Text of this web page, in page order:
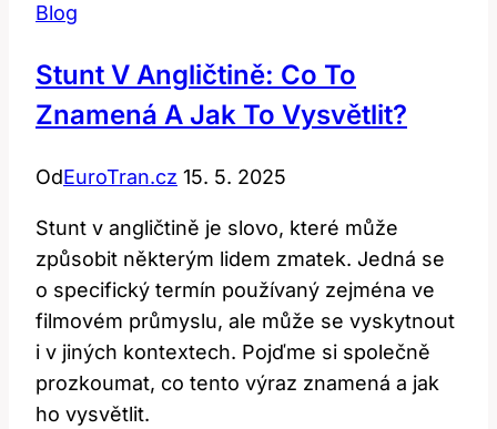
Blog
Stunt V Angličtině: Co To
Znamená A Jak To Vysvětlit?
OdEuroTran.cz 15. 5. 2025
Stunt v angličtině je slovo, které může
způsobit některým lidem zmatek. Jedná se
o specifický termín používaný zejména ve
filmovém průmyslu, ale může se vyskytnout
i v jiných kontextech. Pojďme si společně
prozkoumat, co tento výraz znamená a jak
ho vysvětlit.